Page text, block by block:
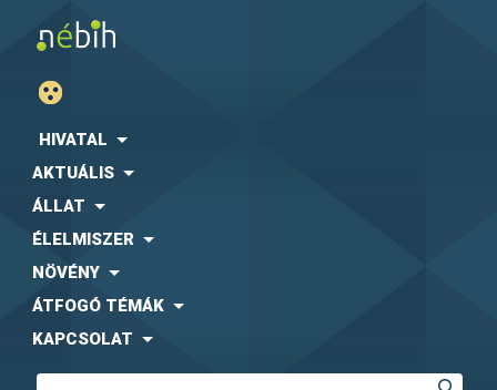
HIVATAL
AKTUÁLIS
ÁLLAT
ÉLELMISZER
NÖVÉNY
ÁTFOGÓ TÉMÁK
KAPCSOLAT